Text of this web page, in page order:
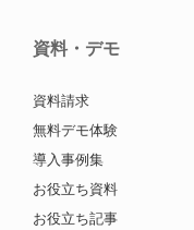
資料・デモ
資料請求
無料デモ体験
導入事例集
お役立ち資料
お役立ち記事